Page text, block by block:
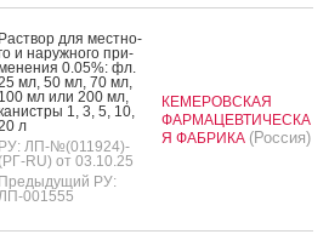
Рас­твор для мес­тно­
и на­руж­но­го при­
0.05%: фл.
мл, 50 мл, 70 мл,
100 мл или 200 мл,
1, 3, 5, 10,
л
РУ: ЛП-№(011924)-
RU) от 03.10.25
Предыдущий РУ:
ЛП-001555
КЕМЕРОВСКАЯ
ФАРМАЦЕВТИЧЕСКА
Я ФАБРИКА (Россия)